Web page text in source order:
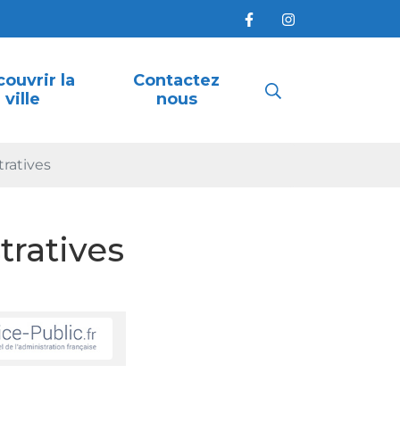
la
ville
Contactez
nous